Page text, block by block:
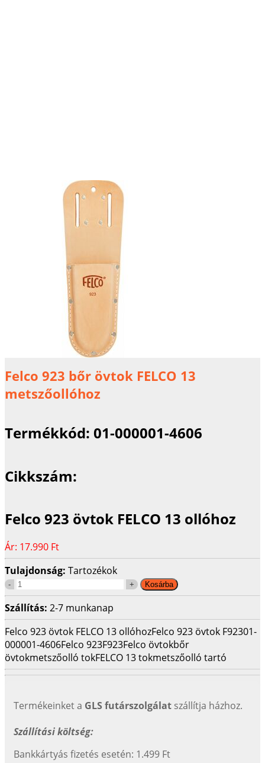
Felco 923 bőr övtok FELCO 13
metszőollóhoz
Termékkód: 01-000001-4606
Cikkszám:
Felco 923 övtok FELCO 13 ollóhoz
Ár: 17.990 Ft
Tulajdonság: Tartozékok
Szállítás: 2-7 munkanap
Felco 923 övtok FELCO 13 ollóhozFelco 923 övtok F92301-
000001-4606Felco 923F923Felco övtokbőr
övtokmetszőolló tokFELCO 13 tokmetszőolló tartó
Termékeinket a GLS futárszolgálat szállítja házhoz.
Szállítási költség:
Bankkártyás fizetés esetén: 1.499 Ft